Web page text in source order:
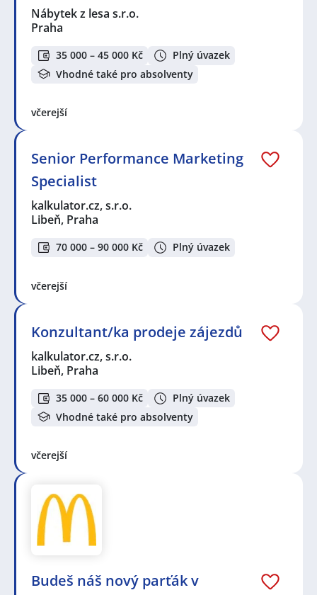
Nábytek z lesa s.r.o.
Praha
35 000 – 45 000 Kč
Plný úvazek
Vhodné také pro absolventy
včerejší
Senior Performance Marketing
Specialist
kalkulator.cz, s.r.o.
Libeň, Praha
70 000 – 90 000 Kč Plný úvazek
včerejší
Konzultant/ka prodeje zájezdů
kalkulator.cz, s.r.o.
Libeň, Praha
35 000 – 60 000 Kč
Plný úvazek
Vhodné také pro absolventy
včerejší
Budeš náš nový parťák v